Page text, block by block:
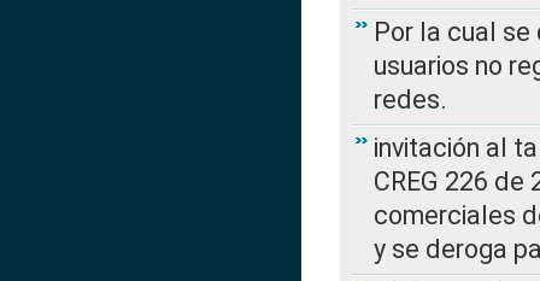
Por la cual
usuarios no
redes.
invitación al
CREG 226
comerciales
y se deroga